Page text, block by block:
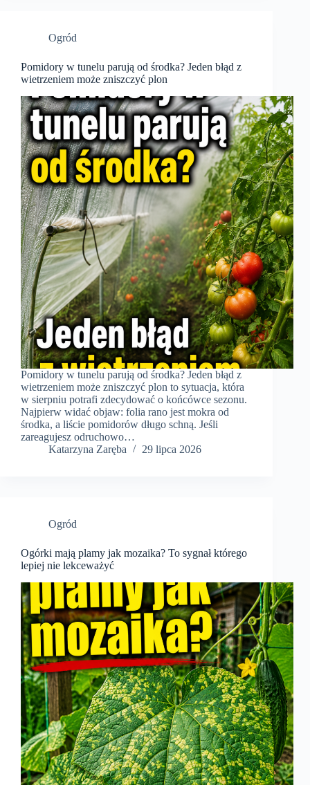
Ogród
Pomidory w tunelu parują od środka? Jeden błąd z
wietrzeniem może zniszczyć plon
Pomidory w tunelu parują od środka? Jeden błąd z
wietrzeniem może zniszczyć plon to sytuacja, która
w sierpniu potrafi zdecydować o końcówce sezonu.
Najpierw widać objaw: folia rano jest mokra od
środka, a liście pomidorów długo schną. Jeśli
zareagujesz odruchowo…
Katarzyna Zaręba
29 lipca 2026
Ogród
Ogórki mają plamy jak mozaika? To sygnał którego
lepiej nie lekceważyć